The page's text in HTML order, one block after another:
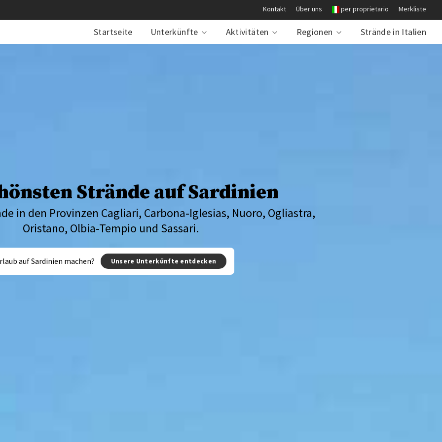
Kontakt Über uns per proprietario Merkliste
Startseite Unterkünfte Aktivitäten Regionen Strände in Italien
Strände auf Sardinien
in den Provinzen Cagliari, Carbona-Iglesias, Nuoro, Ogliastra,
Oristano, Olbia-Tempio und Sassari.
auf Sardinien machen? Unsere Unterkünfte entdecken